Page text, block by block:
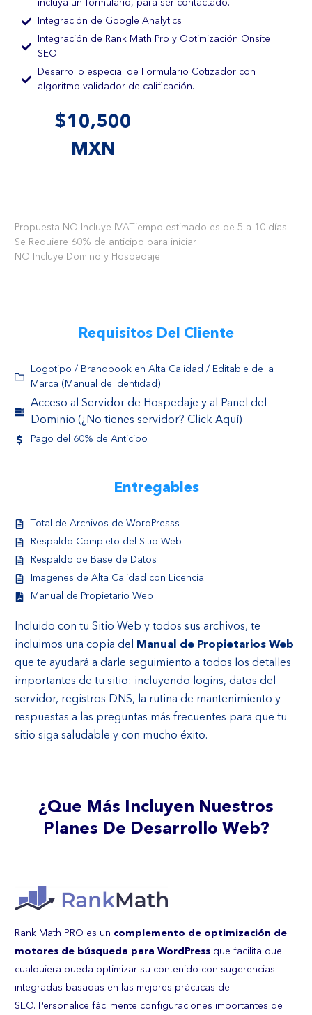
incluya un formulario, para ser contactado.
Integración de Google Analytics
Integración de Rank Math Pro y Optimización Onsite
SEO
Desarrollo especial de Formulario Cotizador con
algoritmo validador de calificación.
$10,500
MXN
Propuesta NO Incluye IVA Tiempo estimado es de 5 a 10 días
Se Requiere 60% de anticipo para iniciar
NO Incluye Domino y Hospedaje
Requisitos Del Cliente
Logotipo / Brandbook en Alta Calidad / Editable de la
Marca (Manual de Identidad)
Acceso al Servidor de Hospedaje y al Panel del
Dominio (¿No tienes servidor? Click Aquí)
Pago del 60% de Anticipo
Entregables
Total de Archivos de WordPresss
Respaldo Completo del Sitio Web
Respaldo de Base de Datos
Imagenes de Alta Calidad con Licencia
Manual de Propietario Web
Incluido con tu Sitio Web y todos sus archivos, te
incluimos una copia del Manual de Propietarios Web
que te ayudará a darle seguimiento a todos los detalles
importantes de tu sitio: incluyendo logins, datos del
servidor, registros DNS, la rutina de mantenimiento y
respuestas a las preguntas más frecuentes para que tu
sitio siga saludable y con mucho éxito.
¿Que Más Incluyen Nuestros
Planes De Desarrollo Web?
Rank Math PRO es un complemento de optimización de
motores de búsqueda para WordPress que facilita que
cualquiera pueda optimizar su contenido con sugerencias
integradas basadas en las mejores prácticas de
SEO. Personalice fácilmente configuraciones importantes de